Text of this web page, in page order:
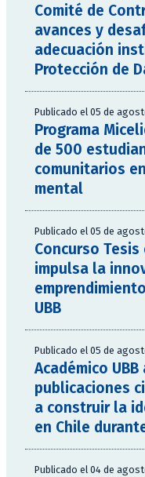
Comité de
avances y
adecuación
Protección de
Publicado el 05 de
Programa
de 500
comunitarios
mental
Publicado el 05 de
Concurso
impulsa la
UBB
Publicado el 05 de
Académico
publicaciones
a construir la
en Chile
Publicado el 04 de